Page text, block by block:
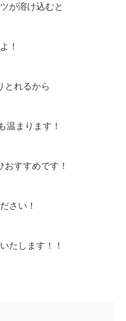
が溶け込むと
！
とれるから
温まります！
すすめです！
さい！
たします！！